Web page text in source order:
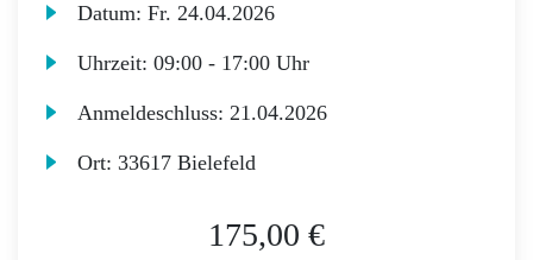
Datum:Fr. 24.04.2026
Uhrzeit:09:00 - 17:00 Uhr
Anmeldeschluss:21.04.2026
Ort:33617 Bielefeld
175,00 €